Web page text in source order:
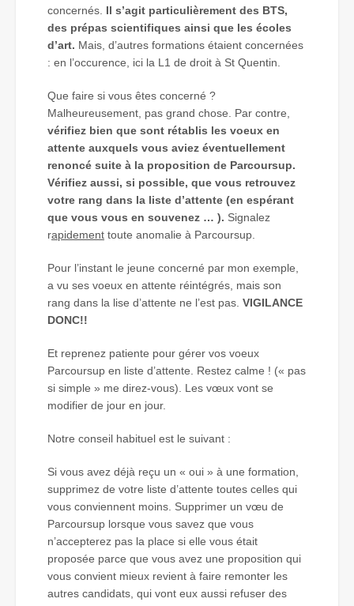
concernés. Il s’agit particulièrement des BTS,
des prépas scientifiques ainsi que les écoles
d’art. Mais, d’autres formations étaient concernées
: en l’occurence, ici la L1 de droit à St Quentin.
Que faire si vous êtes concerné ?
Malheureusement, pas grand chose. Par contre,
vérifiez bien que sont rétablis les voeux en
attente auxquels vous aviez éventuellement
renoncé suite à la proposition de Parcoursup.
Vérifiez aussi, si possible, que vous retrouvez
votre rang dans la liste d’attente (en espérant
que vous vous en souvenez … ). Signalez
rapidement toute anomalie à Parcoursup.
Pour l’instant le jeune concerné par mon exemple,
a vu ses voeux en attente réintégrés, mais son
rang dans la lise d’attente ne l’est pas. VIGILANCE
DONC!!
Et reprenez patiente pour gérer vos voeux
Parcoursup en liste d’attente. Restez calme ! (« pas
si simple » me direz-vous). Les vœux vont se
modifier de jour en jour.
Notre conseil habituel est le suivant :
Si vous avez déjà reçu un « oui » à une formation,
supprimez de votre liste d’attente toutes celles qui
vous conviennent moins. Supprimer un vœu de
Parcoursup lorsque vous savez que vous
n’accepterez pas la place si elle vous était
proposée parce que vous avez une proposition qui
vous convient mieux revient à faire remonter les
autres candidats, qui vont eux aussi refuser des